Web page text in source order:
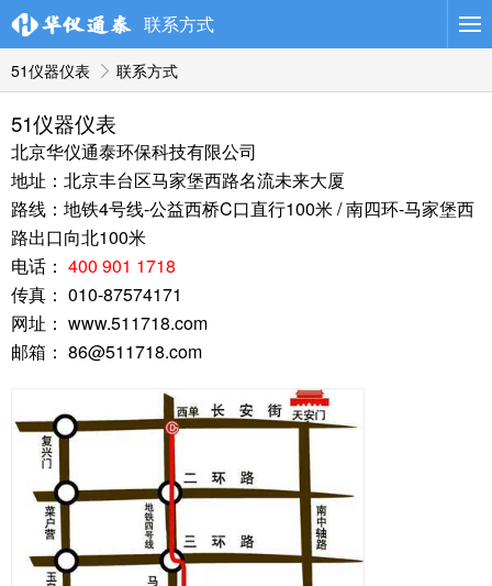
联系方式
51仪器仪表 联系方式
51仪器仪表
北京华仪通泰环保科技有限公司
地址：北京丰台区马家堡西路名流未来大厦
路线：地铁4号线-公益西桥C口直行100米 / 南四环-马家堡西
路出口向北100米
电话： 400 901 1718
传真： 010-87574171
网址： www.511718.com
邮箱： 86@511718.com